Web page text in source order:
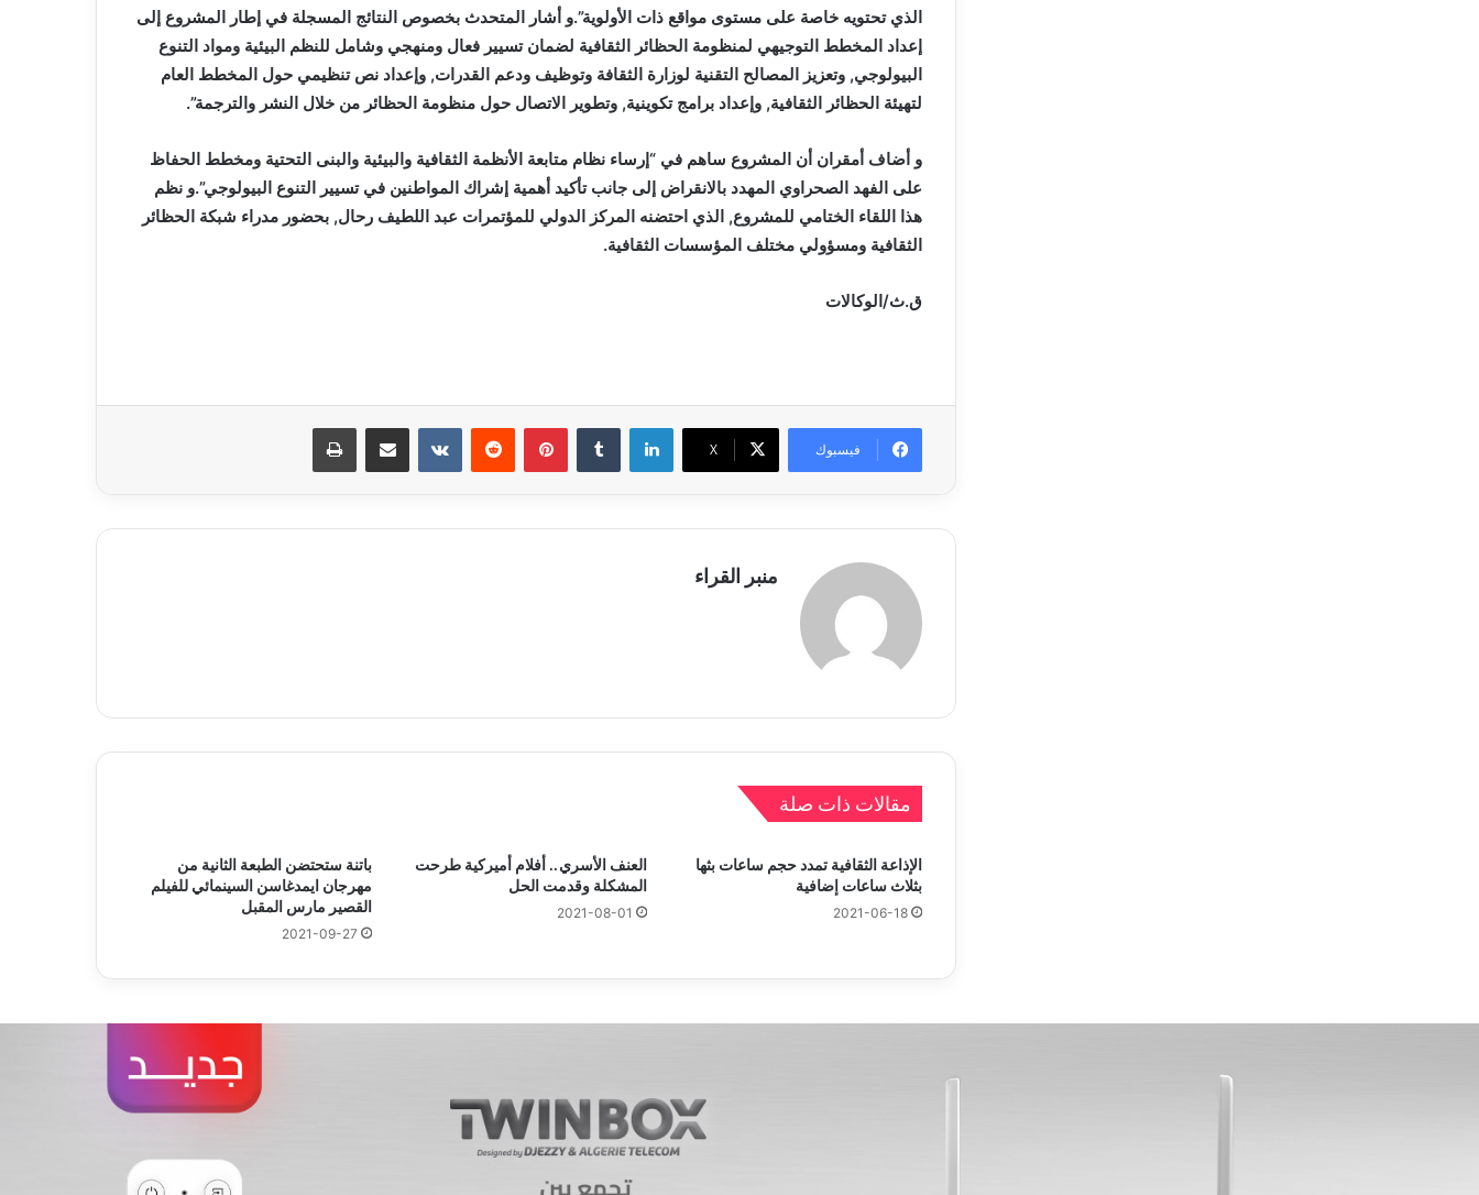
الذي تحتويه خاصة على مستوى مواقع ذات الأولوية”.و أشار المتحدث بخصوص النتائج المسجلة في إطار المشروع إلى
إعداد المخطط التوجيهي لمنظومة الحظائر الثقافية لضمان تسيير فعال ومنهجي وشامل للنظم البيئية ومواد التنوع
البيولوجي, وتعزيز المصالح التقنية لوزارة الثقافة وتوظيف ودعم القدرات, وإعداد نص تنظيمي حول المخطط العام
لتهيئة الحظائر الثقافية, وإعداد برامج تكوينية, وتطوير الاتصال حول منظومة الحظائر من خلال النشر والترجمة”.
و أضاف أمقران أن المشروع ساهم في “إرساء نظام متابعة الأنظمة الثقافية والبيئية والبنى التحتية ومخطط الحفاظ
على الفهد الصحراوي المهدد بالانقراض إلى جانب تأكيد أهمية إشراك المواطنين في تسيير التنوع البيولوجي”.و نظم
هذا اللقاء الختامي للمشروع, الذي احتضنه المركز الدولي للمؤتمرات عبد اللطيف رحال, بحضور مدراء شبكة الحظائر
الثقافية ومسؤولي مختلف المؤسسات الثقافية.
ق.ث/الوكالات
فيسبوك X
لينكدإن بينتيريست مشاركة عبر البريد
منبر القراء
مقالات ذات صلة
الإذاعة الثقافية تمدد حجم ساعات بثها
بثلاث ساعات إضافية
2021-06-18
العنف الأسري.. أفلام أميركية طرحت
المشكلة وقدمت الحل
2021-08-01
باتنة ستحتضن الطبعة الثانية من
مهرجان ايمدغاسن السينمائي للفيلم
القصير مارس المقبل
2021-09-27